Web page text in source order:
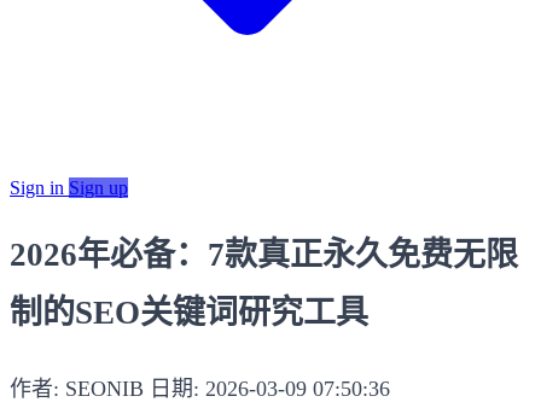
Sign in Sign up
2026年必备：7款真正永久免费无限
制的SEO关键词研究工具
作者: SEONIB 日期: 2026-03-09 07:50:36